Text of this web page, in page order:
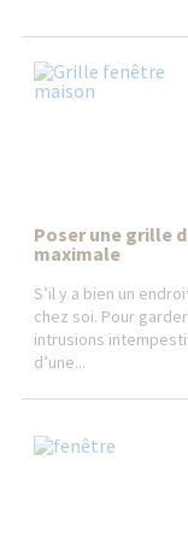
Poser une grille
maximale
S’il y a bien un
chez soi. Pour
intrusions
d’une...